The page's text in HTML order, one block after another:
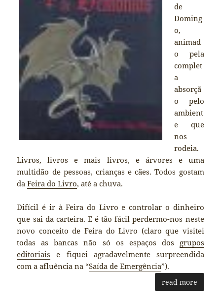
de
Doming
o,
animad
o pela
complet
a
absorçã
o pelo
ambient
e que
nos
rodeia.
Livros, livros e mais livros, e árvores e uma
multidão de pessoas, crianças e cães. Todos gostam
daFeira do Livro, até a chuva.
Difícil é ir à Feira do Livro e controlar o dinheiro
que sai da carteira. E é tão fácil perdermo-nos neste
novo conceito de Feira do Livro (claro que visitei
todas as bancas não só os espaços dos grupos
editoriais e fiquei agradavelmente surpreendida
com a afluência na “Saída de Emergência”).
read more